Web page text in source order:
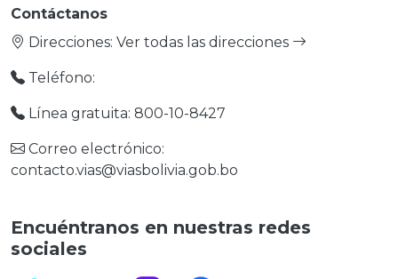
Contáctanos
Direcciones: Ver todas las direcciones
Teléfono:
Línea gratuita: 800-10-8427
Correo electrónico:
contacto.vias@viasbolivia.gob.bo
Encuéntranos en nuestras redes
sociales